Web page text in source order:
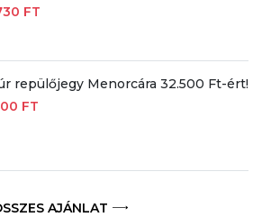
FT
repülőjegy Menorcára 32.500 Ft-ért!
FT
AJÁNLAT